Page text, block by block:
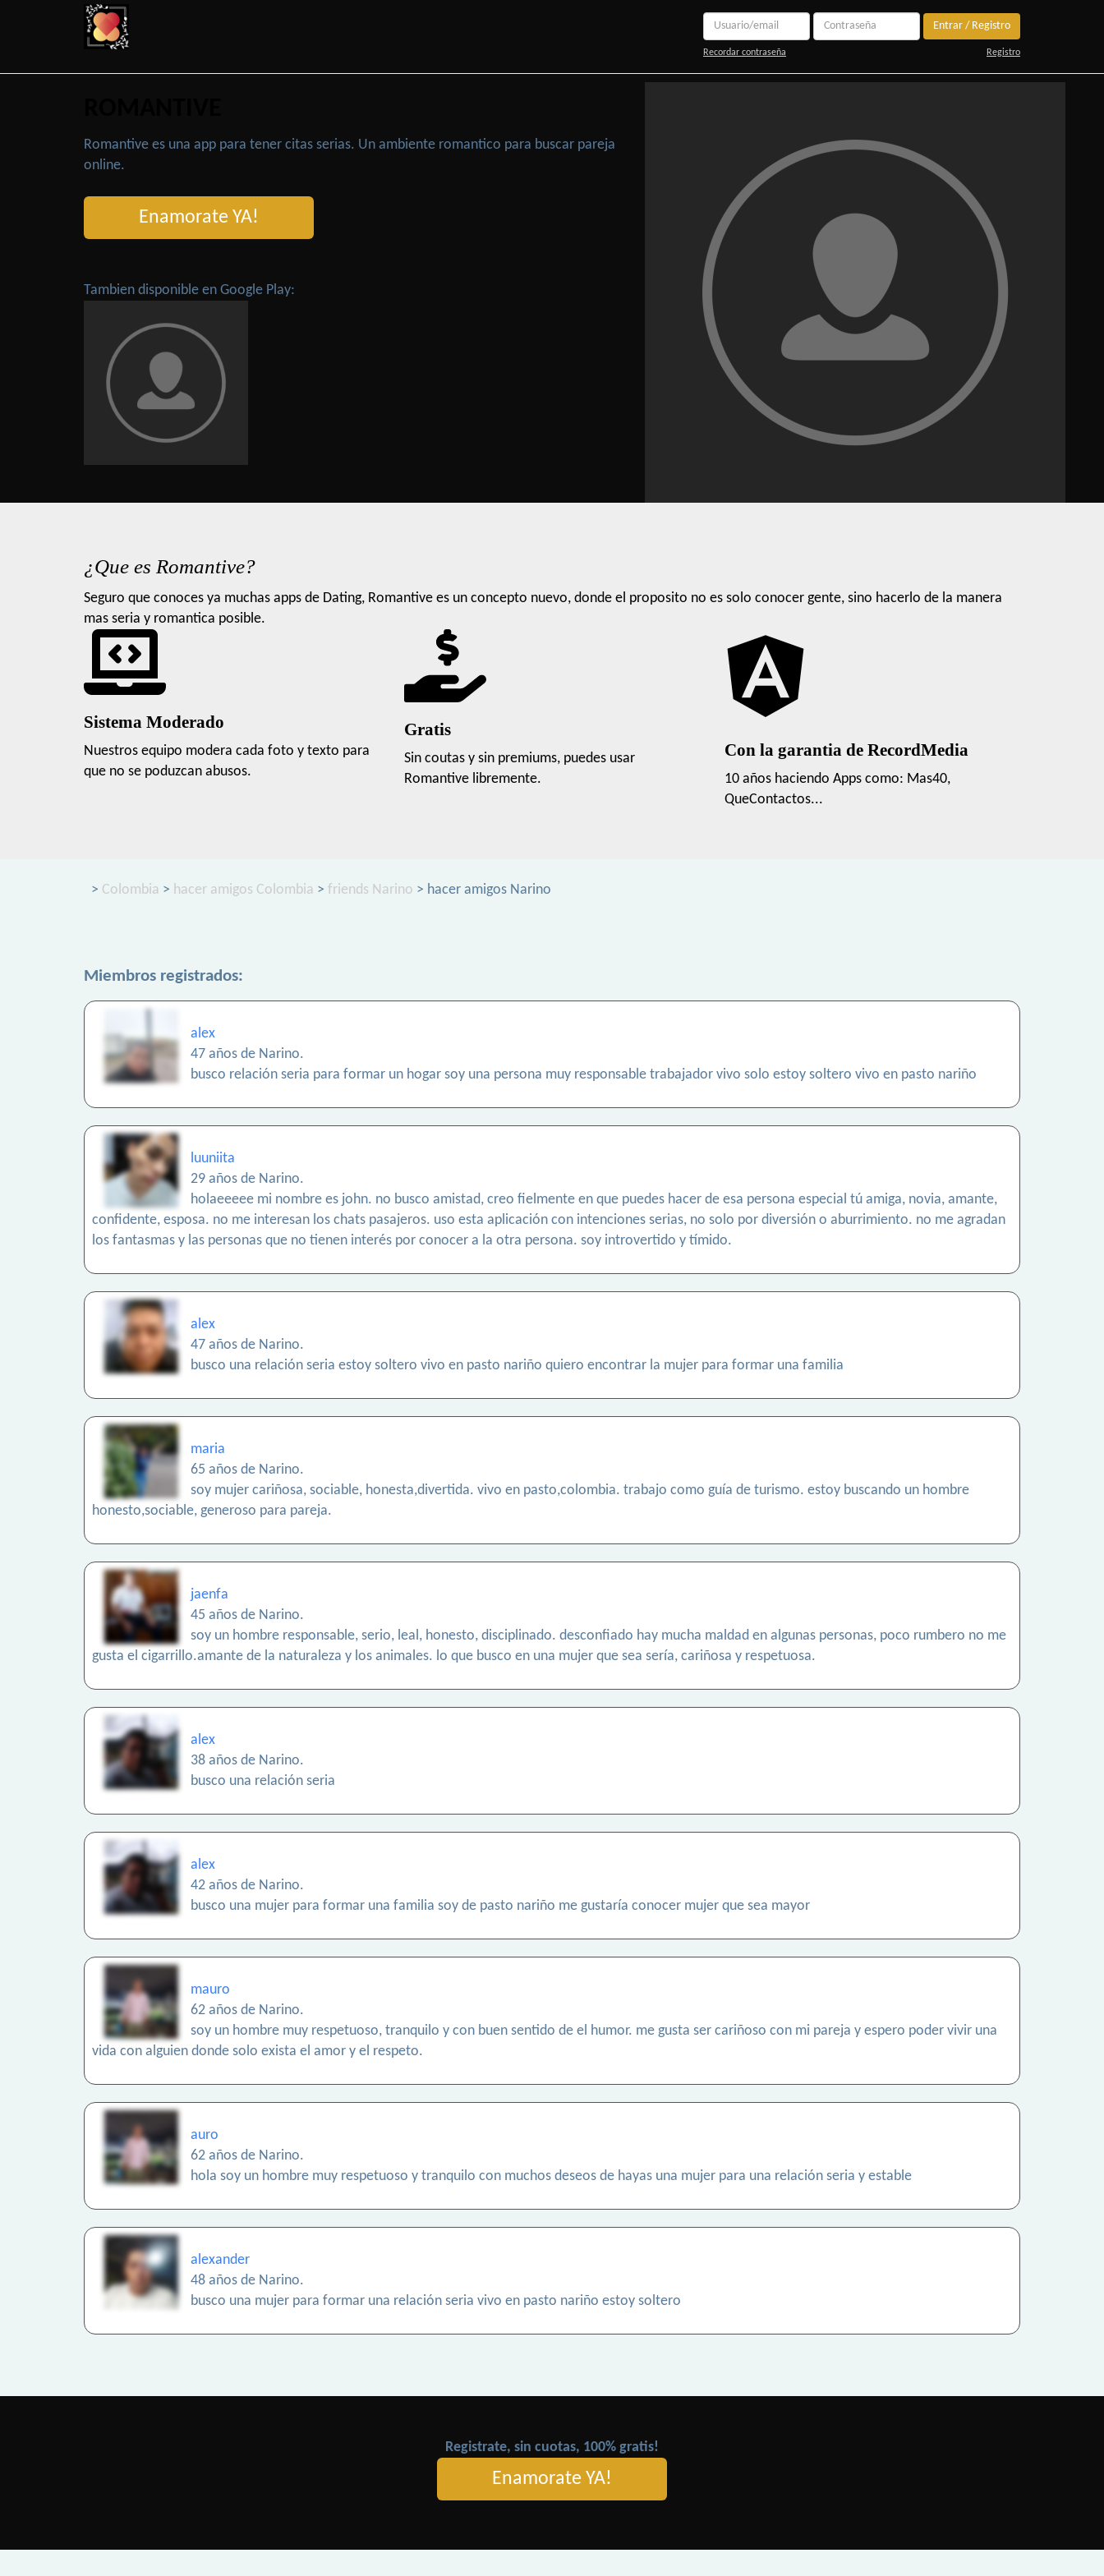
Entrar / Registro
Recordar contraseña Registro
Romantive es una app para tener citas serias. Un ambiente romantico para buscar pareja
online.
Enamorate YA!
Tambien disponible en Google Play:
¿Que es Romantive?
Seguro que conoces ya muchas apps de Dating, Romantive es un concepto nuevo, donde el proposito no es solo conocer gente, sino hacerlo de la manera
mas seria y romantica posible.
Sistema Moderado
Nuestros equipo modera cada foto y texto para
que no se poduzcan abusos.
Gratis
Sin coutas y sin premiums, puedes usar
Romantive libremente.
Con la garantia de RecordMedia
10 años haciendo Apps como: Mas40,
QueContactos...
> Colombia > hacer amigos Colombia > friends Narino > hacer amigos Narino
Miembros registrados:
alex
47 años de Narino.
busco relación seria para formar un hogar soy una persona muy responsable trabajador vivo solo estoy soltero vivo en pasto nariño
luuniita
29 años de Narino.
holaeeeee mi nombre es john. no busco amistad, creo fielmente en que puedes hacer de esa persona especial tú amiga, novia, amante,
confidente, esposa. no me interesan los chats pasajeros. uso esta aplicación con intenciones serias, no solo por diversión o aburrimiento. no me agradan
los fantasmas y las personas que no tienen interés por conocer a la otra persona. soy introvertido y tímido.
alex
47 años de Narino.
busco una relación seria estoy soltero vivo en pasto nariño quiero encontrar la mujer para formar una familia
maria
65 años de Narino.
soy mujer cariñosa, sociable, honesta,divertida. vivo en pasto,colombia. trabajo como guía de turismo. estoy buscando un hombre
honesto,sociable, generoso para pareja.
jaenfa
45 años de Narino.
soy un hombre responsable, serio, leal, honesto, disciplinado. desconfiado hay mucha maldad en algunas personas, poco rumbero no me
gusta el cigarrillo.amante de la naturaleza y los animales. lo que busco en una mujer que sea sería, cariñosa y respetuosa.
alex
38 años de Narino.
busco una relación seria
alex
42 años de Narino.
busco una mujer para formar una familia soy de pasto nariño me gustaría conocer mujer que sea mayor
mauro
62 años de Narino.
soy un hombre muy respetuoso, tranquilo y con buen sentido de el humor. me gusta ser cariñoso con mi pareja y espero poder vivir una
vida con alguien donde solo exista el amor y el respeto.
auro
62 años de Narino.
hola soy un hombre muy respetuoso y tranquilo con muchos deseos de hayas una mujer para una relación seria y estable
alexander
48 años de Narino.
busco una mujer para formar una relación seria vivo en pasto nariño estoy soltero
Registrate, sin cuotas, 100% gratis!
Enamorate YA!